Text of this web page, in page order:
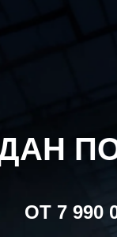
ОТ 7 990